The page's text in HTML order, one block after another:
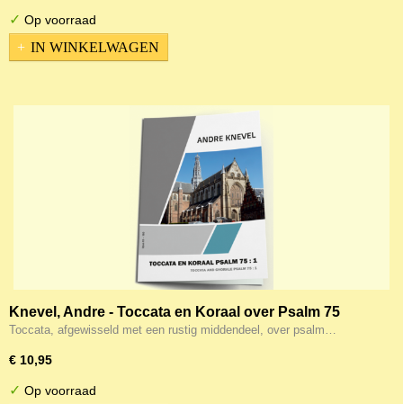
✓ Op voorraad
IN WINKELWAGEN
Knevel, Andre - Toccata en Koraal over Psalm 75
Toccata, afgewisseld met een rustig middendeel, over psalm…
€ 10,95
✓ Op voorraad